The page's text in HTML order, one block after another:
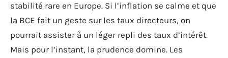
stabilité rare en Europe. Si l’inflation se calme et que
la BCE fait un geste sur les taux directeurs, on
pourrait assister à un léger repli des taux d’intérêt.
Mais pour l’instant, la prudence domine. Les